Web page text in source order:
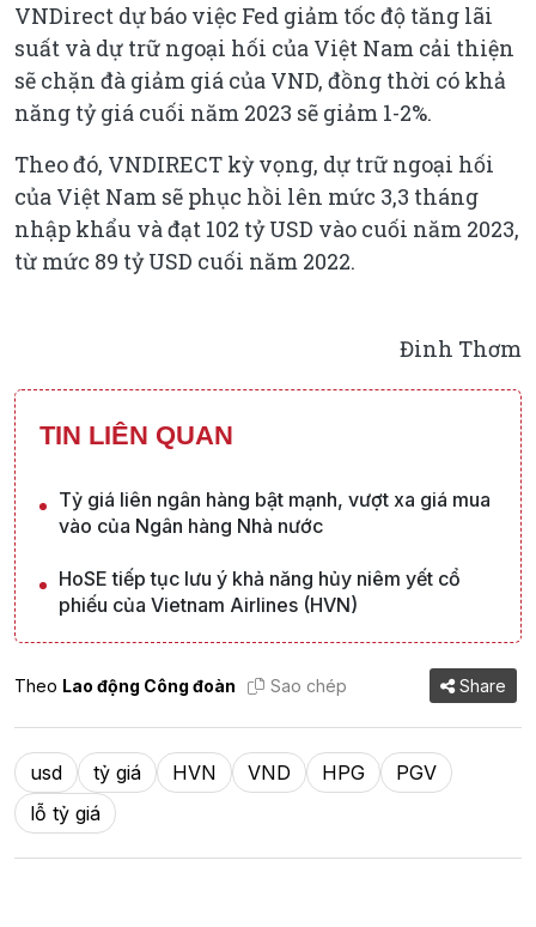
VNDirect dự báo việc Fed giảm tốc độ tăng lãi
suất và dự trữ ngoại hối của Việt Nam cải thiện
sẽ chặn đà giảm giá của VND, đồng thời có khả
năng tỷ giá cuối năm 2023 sẽ giảm 1-2%.
Theo đó, VNDIRECT kỳ vọng, dự trữ ngoại hối
của Việt Nam sẽ phục hồi lên mức 3,3 tháng
nhập khẩu và đạt 102 tỷ USD vào cuối năm 2023,
từ mức 89 tỷ USD cuối năm 2022.
Đinh Thơm
TIN LIÊN QUAN
Tỷ giá liên ngân hàng bật mạnh, vượt xa giá mua
vào của Ngân hàng Nhà nước
HoSE tiếp tục lưu ý khả năng hủy niêm yết cổ
phiếu của Vietnam Airlines (HVN)
Theo Lao động Công đoàn Sao chép Share
usd tỷ giá HVN VND HPG
PGV
lỗ tỷ giá